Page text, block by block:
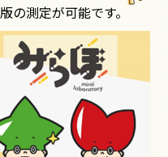
の測定が可能です。